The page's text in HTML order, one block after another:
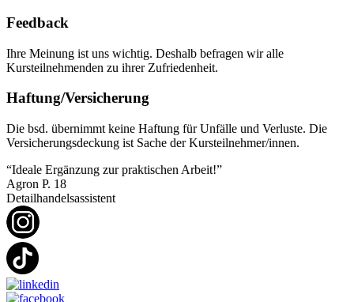
Feedback
Ihre Meinung ist uns wichtig. Deshalb befragen wir alle
Kursteilnehmenden zu ihrer Zufriedenheit.
Haftung/Versicherung
Die bsd. übernimmt keine Haftung für Unfälle und Verluste. Die
Versicherungsdeckung ist Sache der Kursteilnehmer/innen.
“Ideale Ergänzung zur praktischen Arbeit!”
Agron P. 18
Detailhandelsassistent